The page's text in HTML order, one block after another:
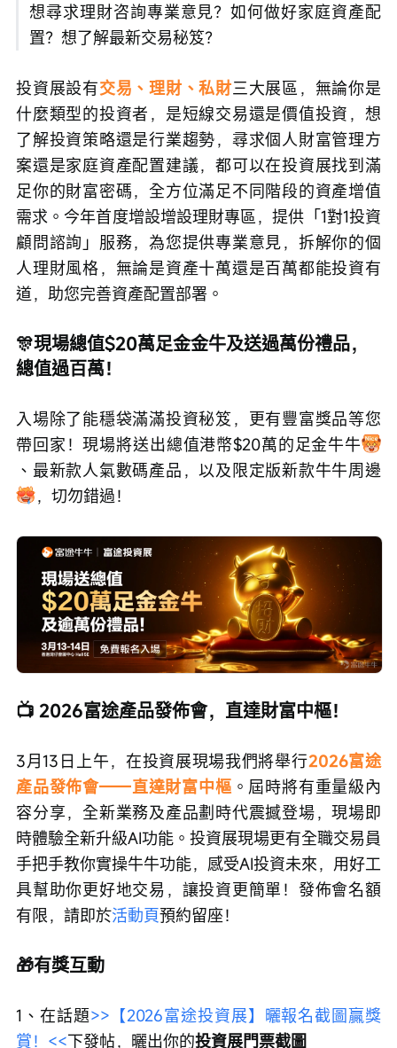
想尋求理財咨詢專業意見？如何做好家庭資產配
置？想了解最新交易秘笈？
投資展設有交易、理財、私財三大展區，無論你是
什麼類型的投資者，是短線交易還是價值投資，想
了解投資策略還是行業趨勢，尋求個人財富管理方
案還是家庭資產配置建議，都可以在投資展找到滿
足你的財富密碼，全方位滿足不同階段的資產增值
需求。今年首度增設增設理財專區，提供「1對1投資
顧問諮詢」服務，為您提供專業意見，拆解你的個
人理財風格，無論是資產十萬還是百萬都能投資有
道，助您完善資產配置部署。
🎊現場總值$20萬足金金牛及送過萬份禮品，
總值過百萬！
入場除了能穩袋滿滿投資秘笈，更有豐富獎品等您
帶回家！現場將送出總值港幣$20萬的足金牛牛
、最新款人氣數碼產品，以及限定版新款牛牛周邊
，切勿錯過！
📺 2026富途產品發佈會，直達財富中樞！
3月13日上午，在投資展現場我們將舉行2026富途
產品發佈會——直達財富中樞 。屆時將有重量級內
容分享，全新業務及產品劃時代震撼登場，現場即
時體驗全新升級AI功能。投資展現場更有全職交易員
手把手教你實操牛牛功能，感受AI投資未來，用好工
具幫助你更好地交易，讓投資更簡單！發佈會名額
有限，請即於活動頁預約留座！
🎁有獎互動
1、在話題>>【2026富途投資展】曬報名截圖贏獎
賞！<<下發帖，曬出你的投資展門票截圖